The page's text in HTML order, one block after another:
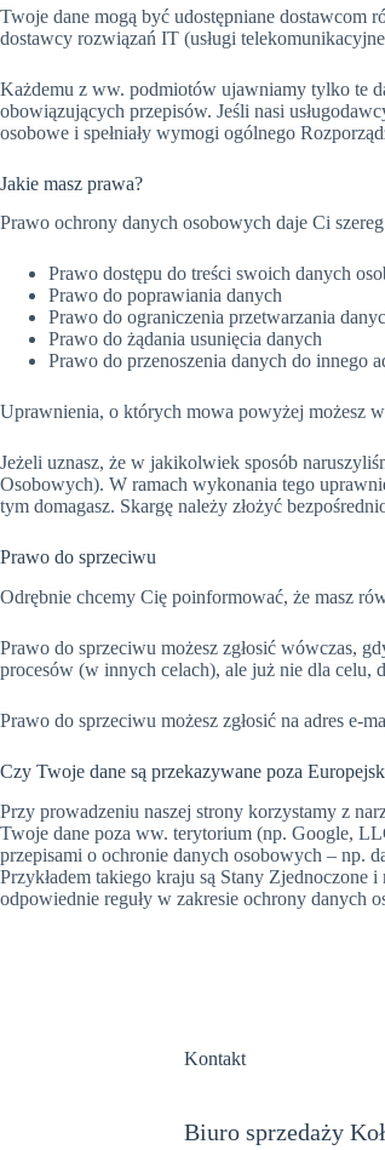
Twoje dane mogą być udostępniane dostawcom
dostawcy rozwiązań IT (usługi
Każdemu z ww. podmiotów ujawniamy tylko te
obowiązujących przepisów. Jeśli nasi
osobowe i spełniały wymogi ogólnego
Jakie masz prawa?
Prawo ochrony danych osobowych daje Ci
Prawo dostępu do treści swoich danych
Prawo do poprawiania danych
Prawo do ograniczenia przetwarzania
Prawo do żądania usunięcia danych
Prawo do przenoszenia danych do innego
Uprawnienia, o których mowa powyżej możesz
Jeżeli uznasz, że w jakikolwiek sposób
Osobowych). W ramach wykonania tego
tym domagasz. Skargę należy złożyć
Prawo do sprzeciwu
Odrębnie chcemy Cię poinformować, że masz
Prawo do sprzeciwu możesz zgłosić wówczas,
procesów (w innych celach), ale już nie dla celu,
Prawo do sprzeciwu możesz zgłosić na adres e-
Czy Twoje dane są przekazywane poza
Przy prowadzeniu naszej strony korzystamy z
Twoje dane poza ww. terytorium (np. Google,
przepisami o ochronie danych osobowych – np.
Przykładem takiego kraju są Stany
odpowiednie reguły w zakresie ochrony danych
Kontakt
Biuro sprzedaży